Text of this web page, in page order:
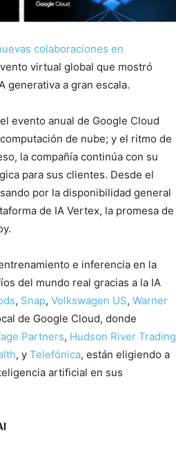
colaboraciones en
virtual global que mostró
generativa a gran escala.
evento anual de Google Cloud
de nube; y el ritmo de
la compañía continúa con su
para sus clientes. Desde el
por la disponibilidad general
de IA Vertex, la promesa de
e inferencia en la
del mundo real gracias a la IA
, Snap, Volkswagen US, Warner
de Google Cloud, donde
Partners, Hudson River Trading
, y Telefónica, están eligiendo a
artificial en sus